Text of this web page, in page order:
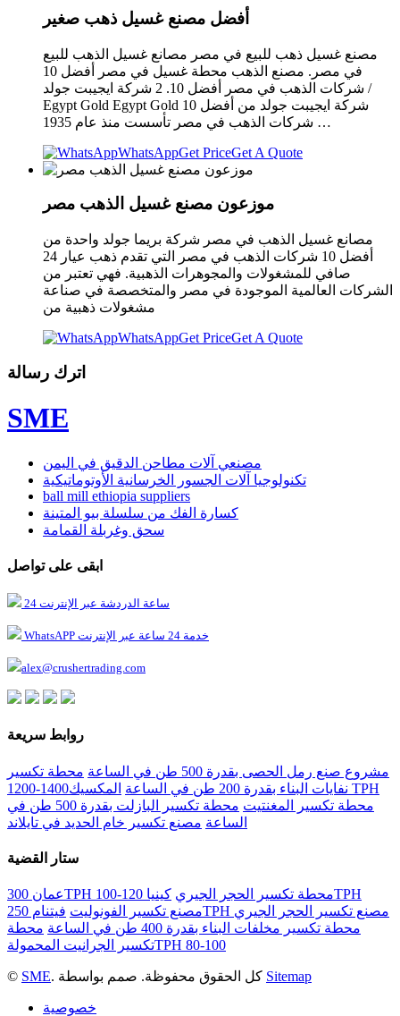
أفضل مصنع غسيل ذهب صغير
مصنع غسيل ذهب للبيع في مصر مصانع غسيل الذهب للبيع
في مصر. مصنع الذهب محطة غسيل في مصر أفضل 10
شركات الذهب في مصر أفضل 10. 2 شركة ايجيبت جولد /
Egypt Gold Egypt Gold شركة ايجيبت جولد من أفضل 10
شركات الذهب في مصر تأسست منذ عام 1935 …
WhatsAppGet PriceGet A Quote
موزعون مصنع غسيل الذهب مصر
مصانع غسيل الذهب في مصر شركة بريما جولد واحدة من
أفضل 10 شركات الذهب في مصر التي تقدم ذهب عيار 24
صافي للمشغولات والمجوهرات الذهبية. فهي تعتبر من
الشركات العالمية الموجودة في مصر والمتخصصة في صناعة
مشغولات ذهبية من
WhatsAppGet PriceGet A Quote
اترك رسالة
SME
مصنعي آلات مطاحن الدقيق في اليمن
تكنولوجيا آلات الجسور الخرسانية الأوتوماتيكية
ball mill ethiopia suppliers
كسارة الفك من سلسلة بيو المتينة
سحق وغربلة القمامة
ابقى على تواصل
24 ساعة الدردشة عبر الإنترنت
WhatsAPP خدمة 24 ساعة عبر الإنترنت
alex@crushertrading.com
روابط سريعة
مشروع صنع رمل الحصى بقدرة 500 طن في الساعة
محطة تكسير
نفايات البناء بقدرة 200 طن في الساعة
المكسيك1400-1200 TPH
محطة تكسير المغنتيت
محطة تكسير البازلت بقدرة 500 طن في
الساعة مصنع تكسير خام الحديد في تايلاند
ستار القضية
عمان 300TPH محطة تكسير الحجر الجيري
كينيا 120-100TPH
مصنع تكسير الفونوليت
فيتنام 250TPH مصنع تكسير الحجر الجيري
محطة تكسير مخلفات البناء بقدرة 400 طن في الساعة
محطة
تكسير الجرانيت المحمولةTPH 80-100
© SME Sitemap
خصوصية